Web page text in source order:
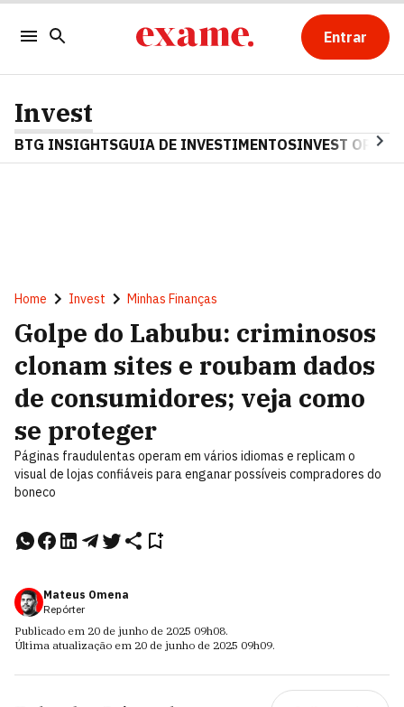
Entrar
Invest
BTG INSIGHTSGUIA DE INVESTIMENTOSINVEST OPINA
Home Invest Minhas Finanças
Golpe do Labubu: criminosos
clonam sites e roubam dados
de consumidores; veja como
se proteger
Páginas fraudulentas operam em vários idiomas e replicam o
visual de lojas confiáveis para enganar possíveis compradores do
boneco
Mateus Omena
Repórter
Publicado em 20 de junho de 2025 09h08.
Última atualização em 20 de junho de 2025 09h09.